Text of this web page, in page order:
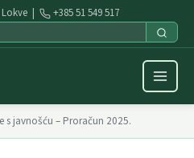
Lokve | +385 51 549 517
s javnošću – Proračun 2025.